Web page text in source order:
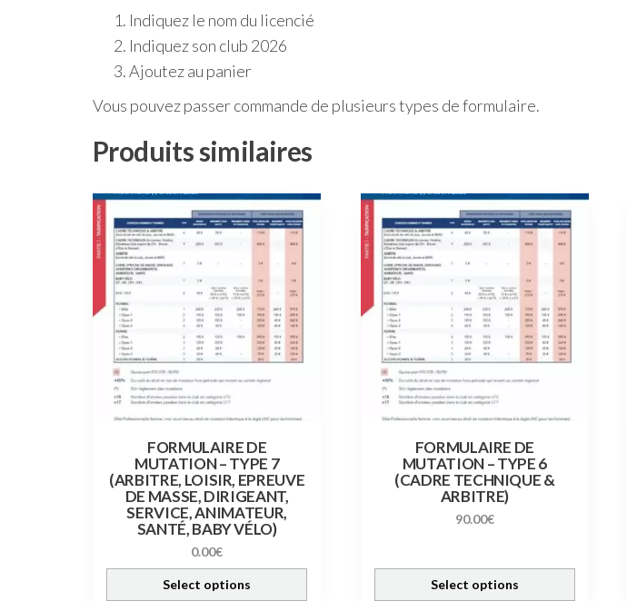
Indiquez le nom du licencié
Indiquez son club 2026
Ajoutez au panier
Vous pouvez passer commande de plusieurs types de formulaire.
Produits similaires
FORMULAIRE DE
MUTATION – TYPE 7
(ARBITRE, LOISIR, EPREUVE
DE MASSE, DIRIGEANT,
SERVICE, ANIMATEUR,
SANTÉ, BABY VÉLO)
0.00€
Select options
FORMULAIRE DE
MUTATION – TYPE 6
(CADRE TECHNIQUE &
ARBITRE)
90.00€
Select options